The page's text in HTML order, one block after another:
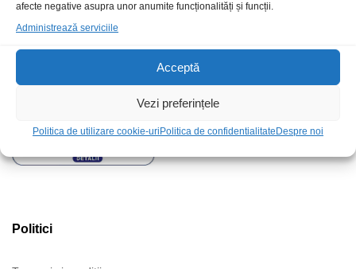
afecte negative asupra unor anumite funcționalități și funcții.
Administrează serviciile
Acceptă
Vezi preferințele
Politica de utilizare cookie-uri Politica de confidentialitate Despre noi
Contact
Locatia magazinului
Politici